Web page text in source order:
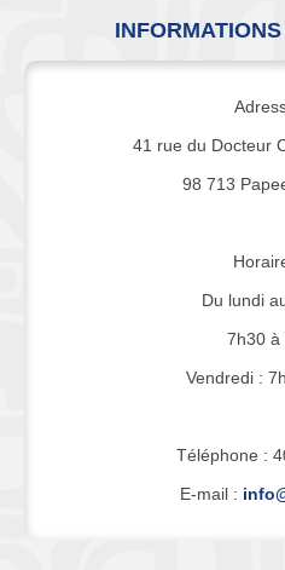
41 rue du Docteur
98 713
Du lundi
7h30 à
Vendredi :
Téléphone :
E-mail :